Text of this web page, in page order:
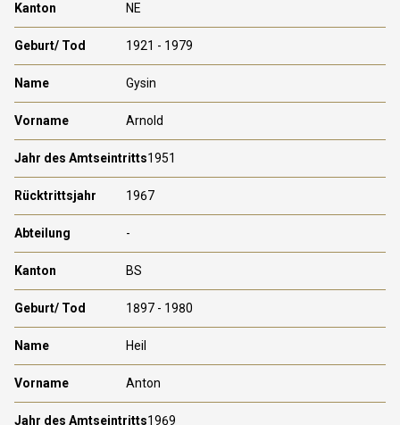
NE
1921 - 1979
Gysin
Arnold
1951
1967
-
BS
1897 - 1980
Heil
Anton
1969